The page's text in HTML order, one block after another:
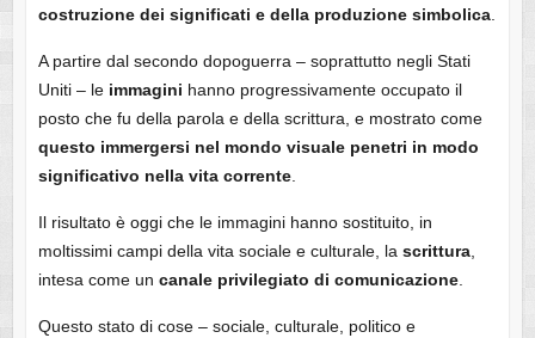
costruzione dei significati e della produzione simbolica.
A partire dal secondo dopoguerra – soprattutto negli Stati
Uniti – le immagini hanno progressivamente occupato il
posto che fu della parola e della scrittura, e mostrato come
questo immergersi nel mondo visuale penetri in modo
significativo nella vita corrente.
Il risultato è oggi che le immagini hanno sostituito, in
moltissimi campi della vita sociale e culturale, la scrittura,
intesa come un canale privilegiato di comunicazione.
Questo stato di cose – sociale, culturale, politico e